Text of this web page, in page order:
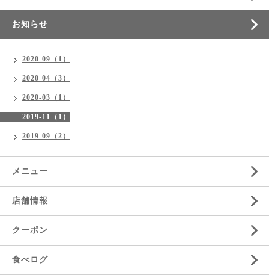
お知らせ
2020-09（1）
2020-04（3）
2020-03（1）
2019-11（1）
2019-09（2）
メニュー
店舗情報
クーポン
食べログ